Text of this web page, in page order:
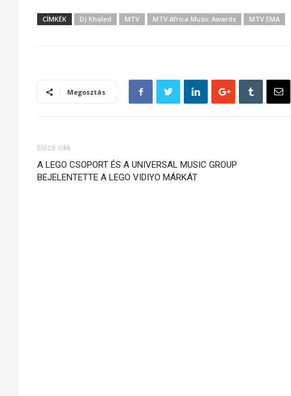
CÍMKÉK DJ Khaled MTV MTV Africa Music Awards MTV EMA
Megosztás
Előző cikk
A LEGO CSOPORT ÉS A UNIVERSAL MUSIC GROUP
BEJELENTETTE A LEGO VIDIYO MÁRKÁT